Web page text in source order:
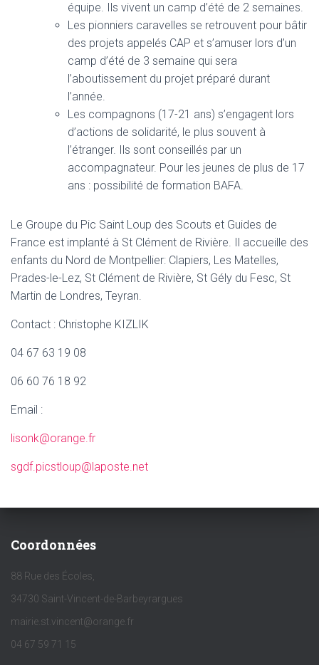
équipe. Ils vivent un camp d’été de 2 semaines.
Les pionniers caravelles se retrouvent pour bâtir
des projets appelés CAP et s’amuser lors d’un
camp d’été de 3 semaine qui sera
l’aboutissement du projet préparé durant
l’année.
Les compagnons (17-21 ans) s’engagent lors
d’actions de solidarité, le plus souvent à
l’étranger. Ils sont conseillés par un
accompagnateur. Pour les jeunes de plus de 17
ans : possibilité de formation BAFA.
Le Groupe du Pic Saint Loup des Scouts et Guides de
France est implanté à St Clément de Rivière. Il accueille des
enfants du Nord de Montpellier: Clapiers, Les Matelles,
Prades-le-Lez, St Clément de Rivière, St Gély du Fesc, St
Martin de Londres, Teyran.
Contact : Christophe KIZLIK
04 67 63 19 08
06 60 76 18 92
Email :
lisonk@orange.fr
sgdf.picstloup@laposte.net
Coordonnées
88 Rue des Écoles,
34730 Saint-Vincent-de-Barbeyrargues
mairie.st.vincent@orange.fr
04 67 59 71 15